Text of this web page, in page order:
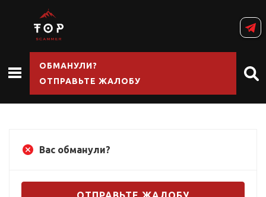
ОБМАНУЛИ?
ОТПРАВЬТЕ ЖАЛОБУ
Вас обманули?